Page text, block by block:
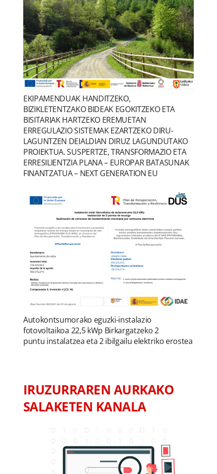
EKIPAMENDUAK HANDITZEKO,
BIZIKLETENTZAKO BIDEAK EGOKITZEKO ETA
BISITARIAK HARTZEKO EREMUETAN
ERREGULAZIO SISTEMAK EZARTZEKO DIRU-
LAGUNTZEN DEIALDIAN DIRUZ LAGUNDUTAKO
PROIEKTUA. SUSPERTZE, TRANSFORMAZIO ETA
ERRESILIENTZIA PLANA – EUROPAR BATASUNAK
FINANTZATUA – NEXT GENERATION EU
Autokontsumorako eguzki-instalazio
fotovoltaikoa 22,5 kWp Birkargatzeko 2
puntu instalatzea eta 2 ibilgailu elektriko erostea
IRUZURRAREN AURKAKO
SALAKETEN KANALA